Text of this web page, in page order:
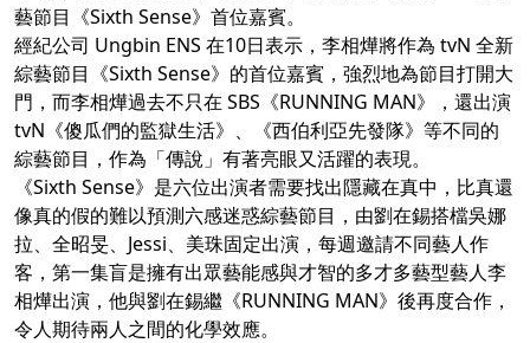
藝節目《Sixth Sense》首位嘉賓。
經紀公司 Ungbin ENS 在10日表示，李相燁將作為 tvN 全新
綜藝節目《Sixth Sense》的首位嘉賓，強烈地為節目打開大
門，而李相燁過去不只在 SBS《RUNNING MAN》，還出演
tvN《傻瓜們的監獄生活》、《西伯利亞先發隊》等不同的
綜藝節目，作為「傳說」有著亮眼又活躍的表現。
《Sixth Sense》是六位出演者需要找出隱藏在真中，比真還
像真的假的難以預測六感迷惑綜藝節目，由劉在錫搭檔吳娜
拉、全昭旻、Jessi、美珠固定出演，每週邀請不同藝人作
客，第一集盲是擁有出眾藝能感與才智的多才多藝型藝人李
相燁出演，他與劉在錫繼《RUNNING MAN》後再度合作，
令人期待兩人之間的化學效應。